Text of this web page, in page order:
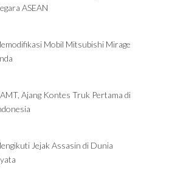
ASEAN
Mobil Mitsubishi Mirage
Ajang Kontes Truk Pertama di
Jejak Assasin di Dunia